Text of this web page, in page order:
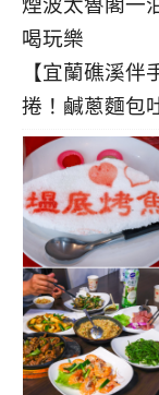
【宜蘭礁溪
捲！鹹蔥麵包